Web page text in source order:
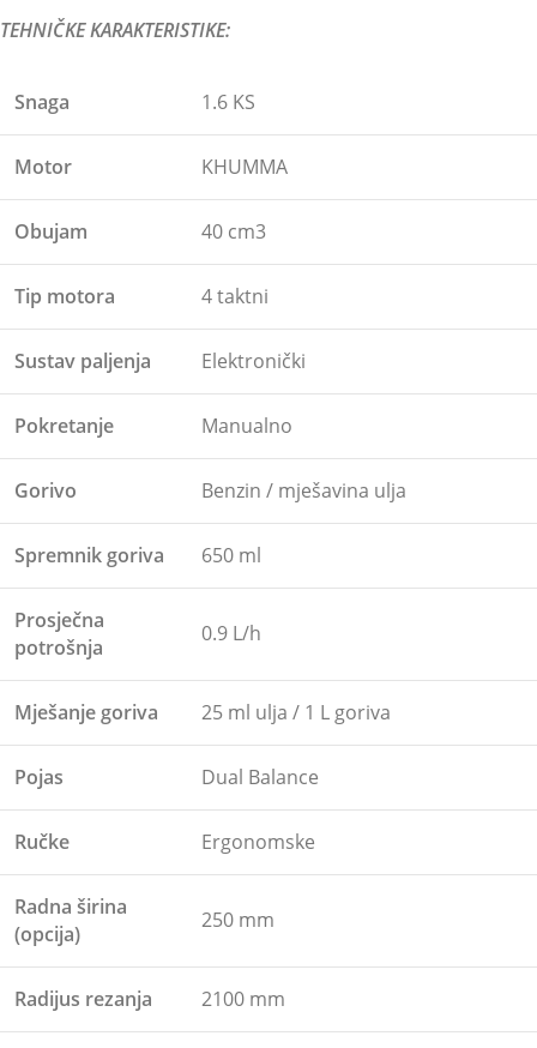
TEHNIČKE KARAKTERISTIKE:
Snaga 1.6 KS
Motor KHUMMA
Obujam 40 cm3
Tip motora 4 taktni
Sustav paljenja Elektronički
Pokretanje Manualno
Gorivo Benzin / mješavina ulja
Spremnik goriva 650 ml
Prosječna
potrošnja
0.9 L/h
Mješanje goriva 25 ml ulja / 1 L goriva
Pojas Dual Balance
Ručke Ergonomske
Radna širina
(opcija)
250 mm
Radijus rezanja 2100 mm